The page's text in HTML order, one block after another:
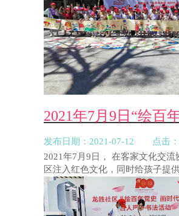
2021年7月9日“绘百
发布日期：2021-07-12 点击
2021年7月9日， 在客家文化交
区注入红色文化，同时给孩子提